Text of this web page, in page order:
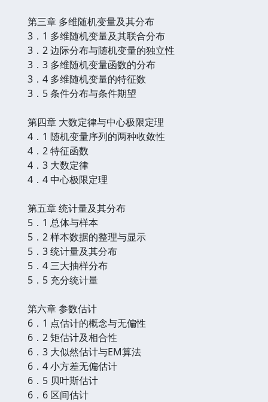
第三章 多维随机变量及其分布
3．1 多维随机变量及其联合分布
3．2 边际分布与随机变量的独立性
3．3 多维随机变量函数的分布
3．4 多维随机变量的特征数
3．5 条件分布与条件期望
第四章 大数定律与中心极限定理
4．1 随机变量序列的两种收敛性
4．2 特征函数
4．3 大数定律
4．4 中心极限定理
第五章 统计量及其分布
5．1 总体与样本
5．2 样本数据的整理与显示
5．3 统计量及其分布
5．4 三大抽样分布
5．5 充分统计量
第六章 参数估计
6．1 点估计的概念与无偏性
6．2 矩估计及相合性
6．3 大似然估计与EM算法
6．4 小方差无偏估计
6．5 贝叶斯估计
6．6 区间估计